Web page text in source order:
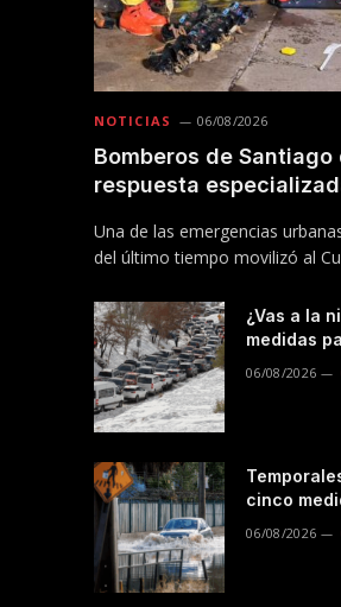
NOTICIAS 06/08/2026
Bomberos de
respuesta
Una de las emergencias
del último tiempo movilizó al
¿Vas a la
medidas
06/08/2026
cinco
06/08/2026